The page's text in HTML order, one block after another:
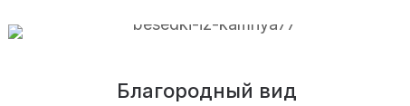
Благородный вид